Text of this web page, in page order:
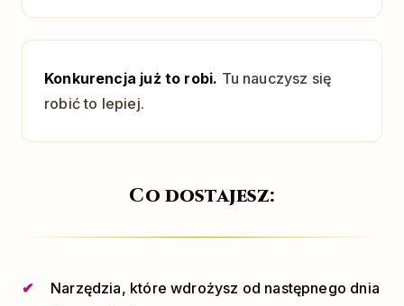
Konkurencja już to robi. Tu nauczysz się
robić to lepiej.
Co dostajesz:
Narzędzia, które wdrożysz od następnego dnia